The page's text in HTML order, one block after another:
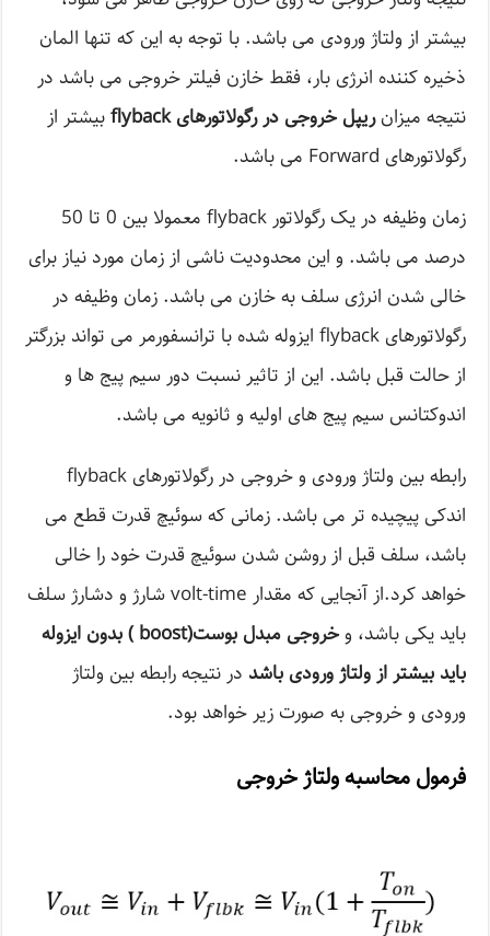
بیشتر از ولتاژ ورودی می باشد. با توجه به این که تنها المان
ذخیره کننده انرژی بار، فقط خازن فیلتر خروجی می باشد در
نتیجه میزانریپل خروجی در رگولاتورهای flyback
بیشتر از
رگولاتورهای Forward می باشد.
زمان وظیفه در یک رگولاتور flyback معمولا بین 0 تا 50
درصد می باشد. و این محدودیت ناشی از زمان مورد نیاز برای
خالی شدن انرژی سلف به خازن می باشد. زمان وظیفه در
رگولاتورهای flyback ایزوله شده با ترانسفورمر می تواند بزرگتر
از حالت قبل باشد. این از تاثیر نسبت دور سیم پیج ها و
اندوکتانس سیم پیج های اولیه و ثانویه می باشد.
رابطه بین ولتاژ ورودی و خروجی در رگولاتورهای flyback
اندکی پیچیده تر می باشد. زمانی که سوئیچ قدرت قطع می
باشد، سلف قبل از روشن شدن سوئیچ قدرت خود را خالی
خواهد کرد.از آنجایی که مقدار volt-time شارژ و دشارژ سلف
باید یکی باشد، و
خروجی مبدل بوست(boost ) بدون ایزوله
باید بیشتر از ولتاژ ورودی باشد در نتیجه رابطه بین ولتاژ
ورودی و خروجی به صورت زیر خواهد بود.
فرمول محاسبه ولتاژ خروجی